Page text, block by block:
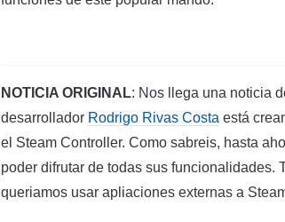
NOTICIA ORIGINAL: Nos llega una noticia
desarrollador Rodrigo Rivas Costa está
el Steam Controller. Como sabreis, hasta
poder difrutar de todas sus funcionalidades.
queriamos usar apliaciones externas a